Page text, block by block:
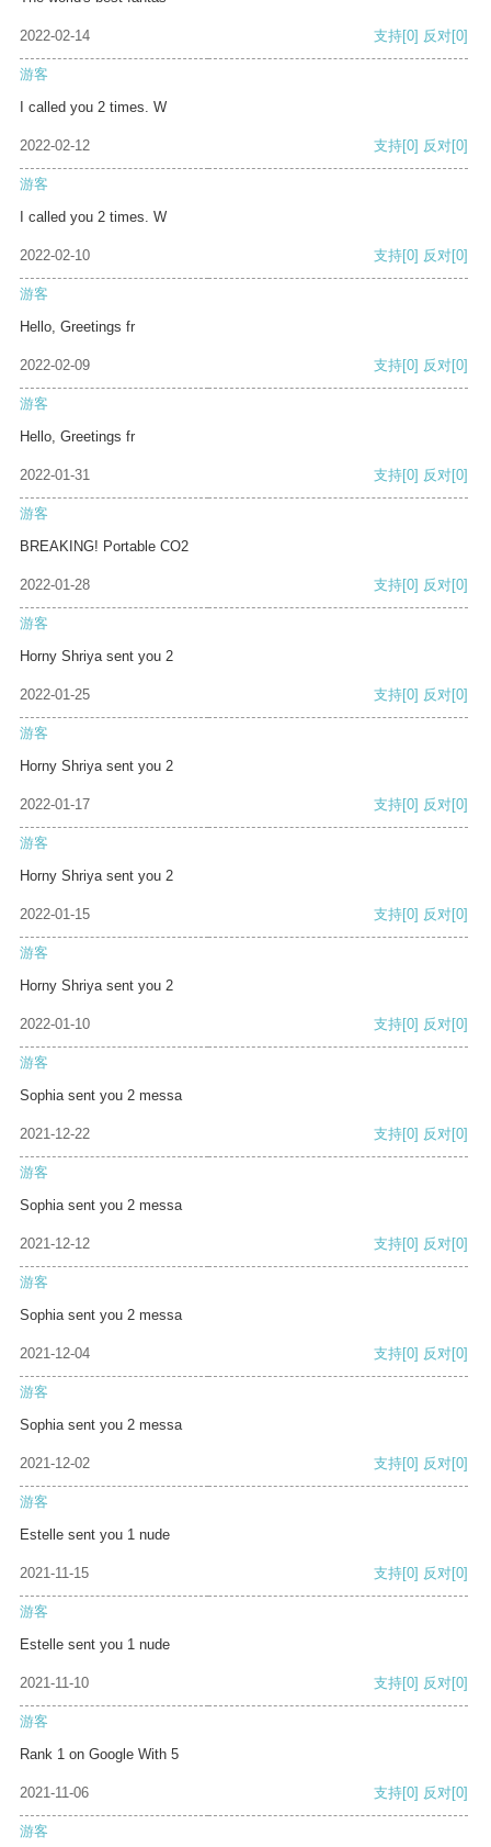
2022-02-14 支持[0] 反对[0]
游客
I called you 2 times. W
2022-02-12 支持[0] 反对[0]
游客
I called you 2 times. W
2022-02-10 支持[0] 反对[0]
游客
Hello, Greetings fr
2022-02-09 支持[0] 反对[0]
游客
Hello, Greetings fr
2022-01-31 支持[0] 反对[0]
游客
BREAKING! Portable CO2
2022-01-28 支持[0] 反对[0]
游客
Horny Shriya sent you 2
2022-01-25 支持[0] 反对[0]
游客
Horny Shriya sent you 2
2022-01-17 支持[0] 反对[0]
游客
Horny Shriya sent you 2
2022-01-15 支持[0] 反对[0]
游客
Horny Shriya sent you 2
2022-01-10 支持[0] 反对[0]
游客
Sophia sent you 2 messa
2021-12-22 支持[0] 反对[0]
游客
Sophia sent you 2 messa
2021-12-12 支持[0] 反对[0]
游客
Sophia sent you 2 messa
2021-12-04 支持[0] 反对[0]
游客
Sophia sent you 2 messa
2021-12-02 支持[0] 反对[0]
游客
Estelle sent you 1 nude
2021-11-15 支持[0] 反对[0]
游客
Estelle sent you 1 nude
2021-11-10 支持[0] 反对[0]
游客
Rank 1 on Google With 5
2021-11-06 支持[0] 反对[0]
游客